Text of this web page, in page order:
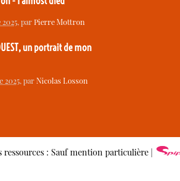
, parPierre Mottron
un portrait de mon
2025, parNicolas Losson
ressources : Sauf mention particulière |